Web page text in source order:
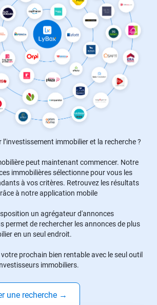
immobilier et la recherche ?
peut maintenant commencer. Notre
immobilières sélectionne pour vous les
à vos critères. Retrouvez les résultats
à notre application mobile
un agrégateur d'annonces
permet de rechercher les annonces de plus
en un seul endroit.
prochain bien rentable avec le seul outil
immobiliers.
une recherche →